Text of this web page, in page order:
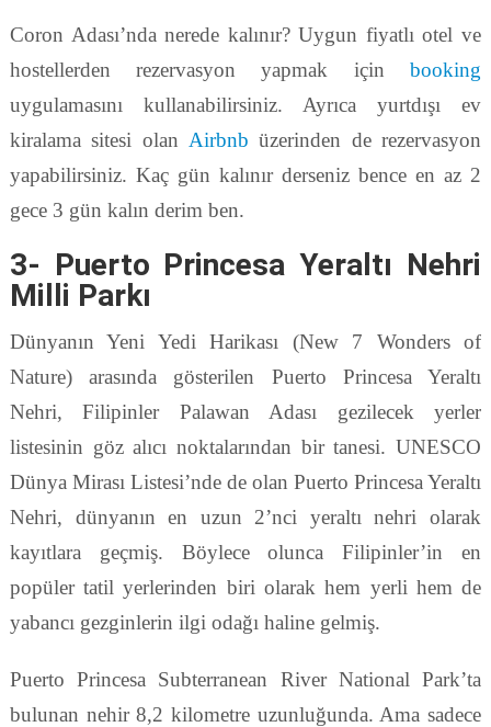
Coron Adası’nda nerede kalınır? Uygun fiyatlı otel ve
hostellerden rezervasyon yapmak içinbooking
uygulamasını kullanabilirsiniz. Ayrıca yurtdışı ev
kiralama sitesi olan Airbnb üzerinden de rezervasyon
yapabilirsiniz. Kaç gün kalınır derseniz bence en az 2
gece 3 gün kalın derim ben.
3- Puerto Princesa Yeraltı Nehri
Milli Parkı
Dünyanın Yeni Yedi Harikası (New 7 Wonders of
Nature) arasında gösterilen Puerto Princesa Yeraltı
Nehri, Filipinler Palawan Adası gezilecek yerler
listesinin göz alıcı noktalarından bir tanesi. UNESCO
Dünya Mirası Listesi’nde de olan Puerto Princesa Yeraltı
Nehri, dünyanın en uzun 2’nci yeraltı nehri olarak
kayıtlara geçmiş. Böylece olunca Filipinler’in en
popüler tatil yerlerinden biri olarak hem yerli hem de
yabancı gezginlerin ilgi odağı haline gelmiş.
Puerto Princesa Subterranean River National Park’ta
bulunan nehir 8,2 kilometre uzunluğunda. Ama sadece